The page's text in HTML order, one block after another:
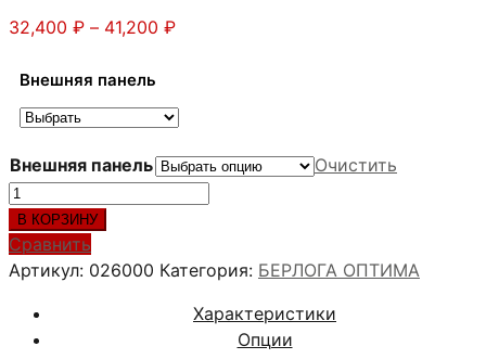
32,400 ₽ – 41,200 ₽Диапазон
–
41,200 ₽
Внешняя панель
Внешняя панель
Очистить
Количество
товара
Стальная
дверь
МИШЕЛЬ
ДУБ
В КОРЗИНУ
Сравнить
Артикул: 026000 Категория: БЕРЛОГА ОПТИМА
Характеристики
Опции